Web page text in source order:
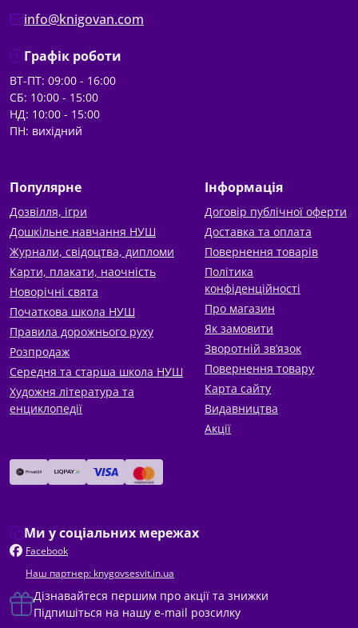
info@knigovan.com
Графік роботи
ВТ-ПТ: 09:00 - 16:00
СБ: 10:00 - 15:00
НД: 10:00 - 15:00
ПН: вихідний
Популярне
Дозвілля, ігри
Дошкільне навчання НУШ
Журнали, свідоцтва, дипломи
Карти, плакати, наочність
Новорічні свята
Початкова школа НУШ
Правила дорожнього руху
Розпродаж
Середня та старша школа НУШ
Художня література та
енциклопедії
Інформація
Договір публічної оферти
Доставка та оплата
Повернення товарів
Політика
конфіденційності
Про магазин
Як замовити
Зворотній зв’язок
Повернення товару
Карта сайту
Видавництва
Акції
Ми у соціальних мережах
Facebook
Наш партнер: knygovsesvit.in.ua
Дізнавайтеся першим про акції та знижки
Підпишіться на нашу e-mail розсилку